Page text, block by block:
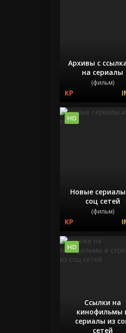
Архивы с
на сериалы
(фильм)
Новые
соц сетей
(фильм)
HD
Ссылки на
кинофильмы
сериалы из
сетей
HD